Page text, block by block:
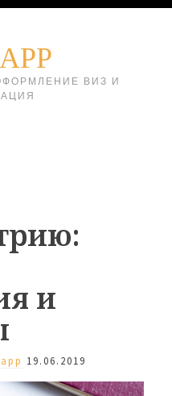
ВИЗ И
и
19.06.2019